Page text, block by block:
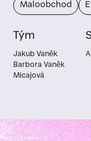
Maloobchod
Tým
Jakub Vaněk
Barbora Vaněk
Micajová